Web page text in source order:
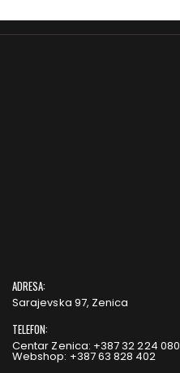
ADRESA:
Sarajevska 97, Zenica
TELEFON:
Centar Zenica: +387 32 224 080
Webshop: +387 63 828 402